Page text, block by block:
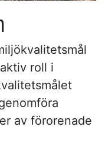
roll i
av förorenade